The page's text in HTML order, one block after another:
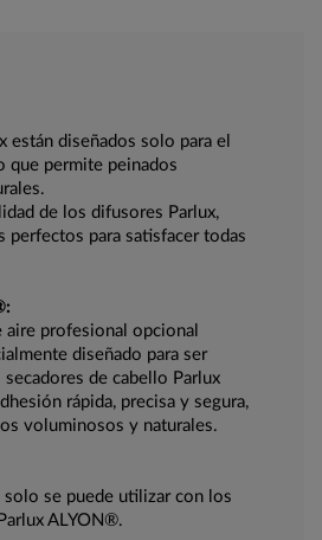
están diseñados solo para el
que permite peinados
de los difusores Parlux,
perfectos para satisfacer todas
aire profesional opcional
diseñado para ser
de cabello Parlux
rápida, precisa y segura,
voluminosos y naturales.
se puede utilizar con los
ALYON®.